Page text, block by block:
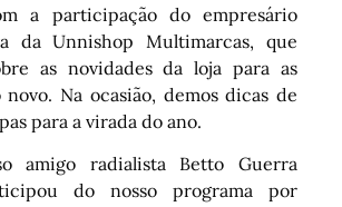
a participação do empresário
da Unnishop Multimarcas, que
as novidades da loja para as
novo. Na ocasião, demos dicas de
para a virada do ano.
amigo radialista Betto Guerra
do nosso programa por